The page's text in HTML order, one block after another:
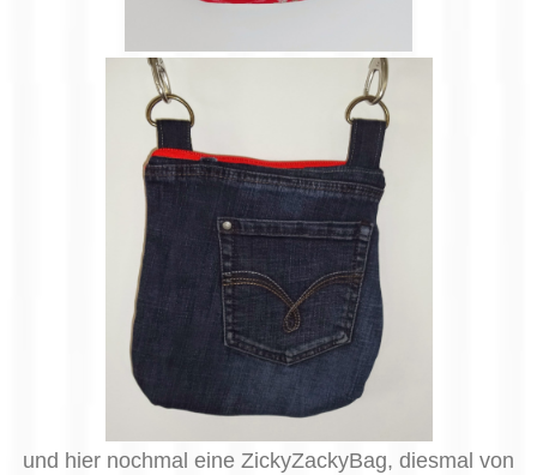
und hier nochmal eine ZickyZackyBag, diesmal von